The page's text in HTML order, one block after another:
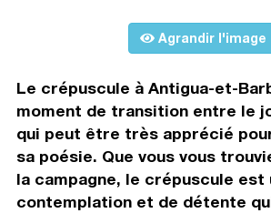
Agrandir l'image
Le crépuscule à Antigua-et-
moment de transition entre le
qui peut être très apprécié
sa poésie. Que vous vous
la campagne, le crépuscule est
contemplation et de détente